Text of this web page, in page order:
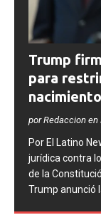
Trump
para
por Redaccion
​Por El Latino
jurídica contra
de la
Trump anunció